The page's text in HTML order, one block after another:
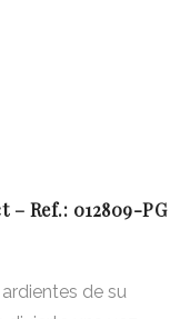
– Ref.: 012809-PG
de su